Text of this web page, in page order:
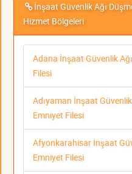
İnşaat Güvenlik Ağı
Hizmet Bölgeleri
Adana İnşaat Güvenlik
Filesi
Adıyaman İnşaat
Emniyet Filesi
Afyonkarahisar İnşaat
Emniyet Filesi